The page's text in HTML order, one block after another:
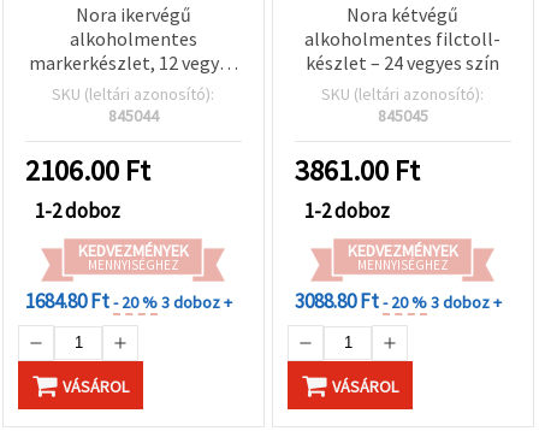
Nora ikervégű
alkoholmentes
markerkészlet, 12 vegyes
szín
SKU (leltári azonosító):
845044
2106.00 Ft
1-2 doboz
KEDVEZMÉNYEK
MENNYISÉGHEZ
1684.80 Ft- 20 %3 doboz +
VÁSÁROL
Nora kétvégű
alkoholmentes filctoll-
készlet – 24 vegyes szín
SKU (leltári azonosító):
845045
3861.00 Ft
1-2 doboz
KEDVEZMÉNYEK
MENNYISÉGHEZ
3088.80 Ft- 20 %3 doboz +
VÁSÁROL